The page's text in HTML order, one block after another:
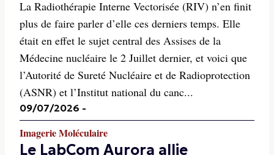
La Radiothérapie Interne Vectorisée (RIV) n’en finit
plus de faire parler d’elle ces derniers temps. Elle
était en effet le sujet central des Assises de la
Médecine nucléaire le 2 Juillet dernier, et voici que
l’Autorité de Sureté Nucléaire et de Radioprotection
(ASNR) et l’Institut national du canc...
09/07/2026 -
Imagerie Moléculaire
Le LabCom Aurora allie